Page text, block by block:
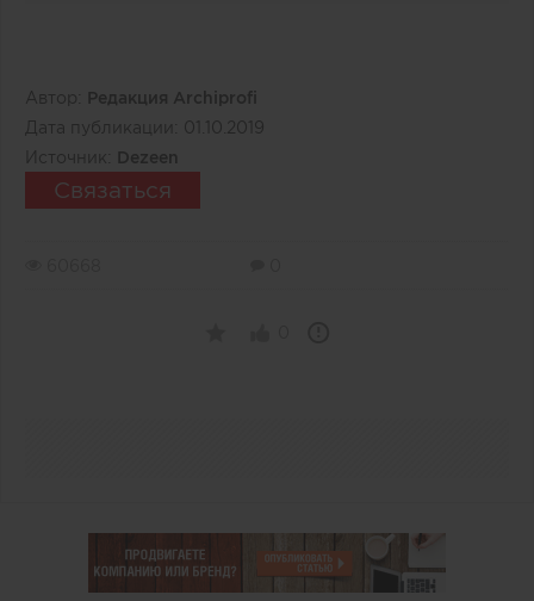
Автор:
Редакция Archiprofi
Дата публикации: 01.10.2019
Источник:
Dezeen
Связаться